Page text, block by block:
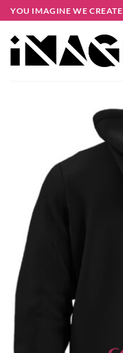
Salta
ai
contenuti
YOU IMAGINE WE CREATE